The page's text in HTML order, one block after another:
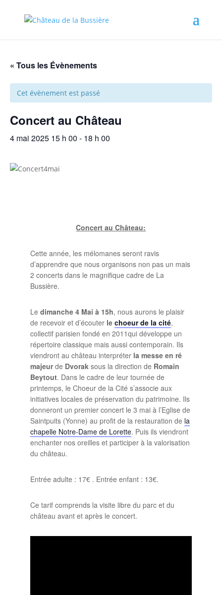
« Tous les Évènements
Cet évènement est passé
Concert au Château
4 mai 2025 15 h 00 - 18 h 00
Concert au Château:
Cette année, les mélomanes seront ravis
d’apprendre que nous organisons non pas un mais
2 concerts dans le magnifique cadre de La
Bussière.
Le dimanche 4 Mai à 15h, nous aurons le plaisir
de recevoir et d’écouter le choeur de la cité,
collectif parisien fondé en 2011qui développe un
répertoire classique mais aussi contemporain. Ils
viendront au château interpréter la messe en ré
majeurde Dvoraksous la direction de Romain
Beytout. Dans le cadre de leur tournée de
printemps, le Choeur de la Cité s’associe aux
initiatives locales de préservation du patrimoine. Ils
donneront un premier concert le 3 mai à l’Eglise de
Saintpuits (Yonne) au profit de la restauration de la
chapelle Notre-Dame de Lorette. Puis ils viendront
enchanter nos oreilles et participer à la valorisation
du château.
Entrée adulte : 17€ . Entrée enfant : 13€.
Ce tarif comprends la visite libre du parc et du
château avant et après le concert.